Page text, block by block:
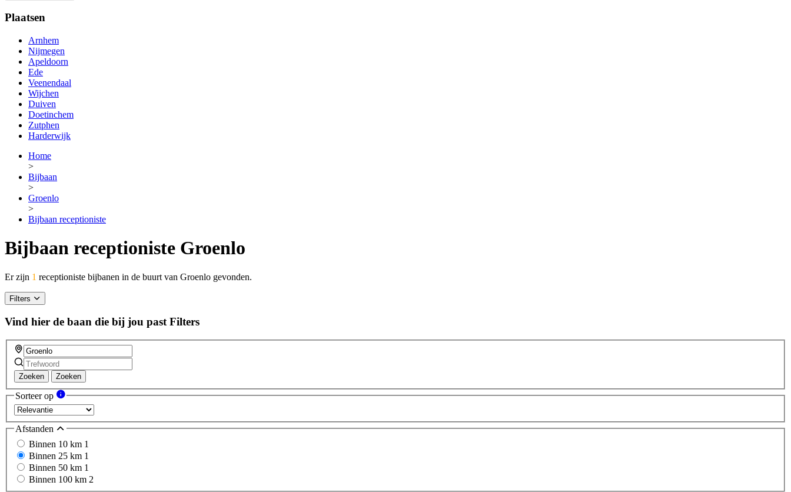
Plaatsen
Arnhem
Nijmegen
Apeldoorn
Ede
Veenendaal
Wijchen
Duiven
Doetinchem
Zutphen
Harderwijk
Home
>
Bijbaan
>
Groenlo
>
Bijbaan receptioniste
Bijbaan receptioniste Groenlo
Er zijn 1 receptioniste bijbanen in de buurt van Groenlo gevonden.
Filters
Vind hier de baan die bij jou past Filters
Zoeken Zoeken
Sorteer op
Afstanden
Binnen 10 km 1
Binnen 25 km 1
Binnen 50 km 1
Binnen 100 km 2